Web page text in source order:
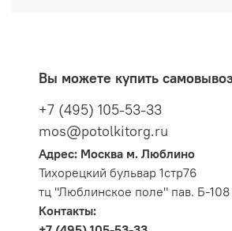
Вы можете купить
+7 (495) 105-53-33
mos@potolkitorg.ru
Адрес: Москва м. Люблино
Тихорецкий бульвар 1стр76
тц "Люблинское поле" пав. Б-108
Контакты: